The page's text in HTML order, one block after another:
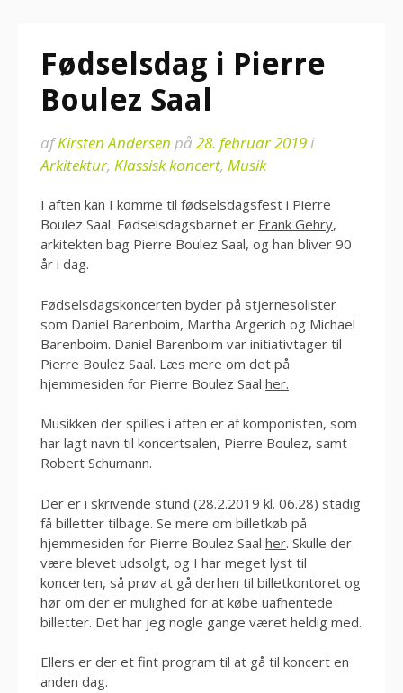
Fødselsdag i Pierre
Boulez Saal
afKirsten Andersen på 28. februar 2019i
Arkitektur, Klassisk koncert, Musik
I aften kan I komme til fødselsdagsfest i Pierre
Boulez Saal. Fødselsdagsbarnet er Frank Gehry,
arkitekten bag Pierre Boulez Saal, og han bliver 90
år i dag.
Fødselsdagskoncerten byder på stjernesolister
som Daniel Barenboim, Martha Argerich og Michael
Barenboim. Daniel Barenboim var initiativtager til
Pierre Boulez Saal. Læs mere om det på
hjemmesiden for Pierre Boulez Saal her.
Musikken der spilles i aften er af komponisten, som
har lagt navn til koncertsalen, Pierre Boulez, samt
Robert Schumann.
Der er i skrivende stund (28.2.2019 kl. 06.28) stadig
få billetter tilbage. Se mere om billetkøb på
hjemmesiden for Pierre Boulez Saal her. Skulle der
være blevet udsolgt, og I har meget lyst til
koncerten, så prøv at gå derhen til billetkontoret og
hør om der er mulighed for at købe uafhentede
billetter. Det har jeg nogle gange været heldig med.
Ellers er der et fint program til at gå til koncert en
anden dag.